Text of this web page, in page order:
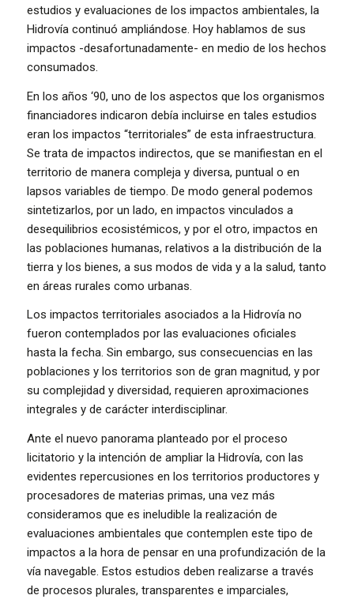
estudios y evaluaciones de los impactos ambientales, la
Hidrovía continuó ampliándose. Hoy hablamos de sus
impactos -desafortunadamente- en medio de los hechos
consumados.
En los años ‘90, uno de los aspectos que los organismos
financiadores indicaron debía incluirse en tales estudios
eran los impactos “territoriales” de esta infraestructura.
Se trata de impactos indirectos, que se manifiestan en el
territorio de manera compleja y diversa, puntual o en
lapsos variables de tiempo. De modo general podemos
sintetizarlos, por un lado, en impactos vinculados a
desequilibrios ecosistémicos, y por el otro, impactos en
las poblaciones humanas, relativos a la distribución de la
tierra y los bienes, a sus modos de vida y a la salud, tanto
en áreas rurales como urbanas.
Los impactos territoriales asociados a la Hidrovía no
fueron contemplados por las evaluaciones oficiales
hasta la fecha. Sin embargo, sus consecuencias en las
poblaciones y los territorios son de gran magnitud, y por
su complejidad y diversidad, requieren aproximaciones
integrales y de carácter interdisciplinar.
Ante el nuevo panorama planteado por el proceso
licitatorio y la intención de ampliar la Hidrovía, con las
evidentes repercusiones en los territorios productores y
procesadores de materias primas, una vez más
consideramos que es ineludible la realización de
evaluaciones ambientales que contemplen este tipo de
impactos a la hora de pensar en una profundización de la
vía navegable. Estos estudios deben realizarse a través
de procesos plurales, transparentes e imparciales,